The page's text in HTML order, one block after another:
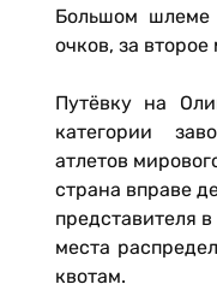
Большом шлеме
очков, за второе
Путёвку на
категории
атлетов
страна вправе
представителя
места
квотам.